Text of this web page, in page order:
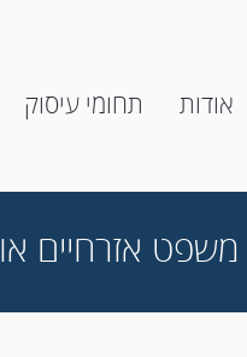
אודות תחומי עיסוק
אזרחיים או